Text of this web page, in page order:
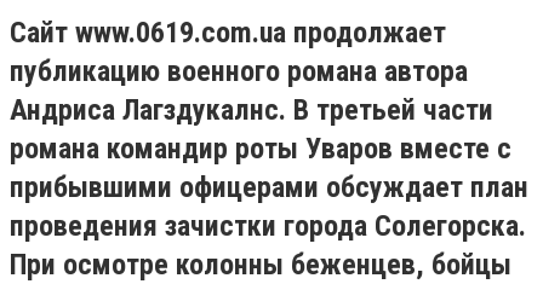
Сайт www.0619.com.ua продолжает
публикацию военного романа автора
Андриса Лагздукалнс. В третьей части
романа командир роты Уваров вместе с
прибывшими офицерами обсуждает план
проведения зачистки города Солегорска.
При осмотре колонны беженцев, бойцы